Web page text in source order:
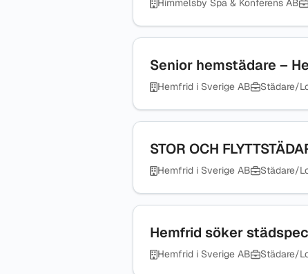
Himmelsby Spa & Konferens AB
Senior hemstädare –
Hemfrid i Sverige AB Städare/
STOR OCH
Hemfrid i Sverige AB Städare/
Hemfrid söker
Hemfrid i Sverige AB Städare/